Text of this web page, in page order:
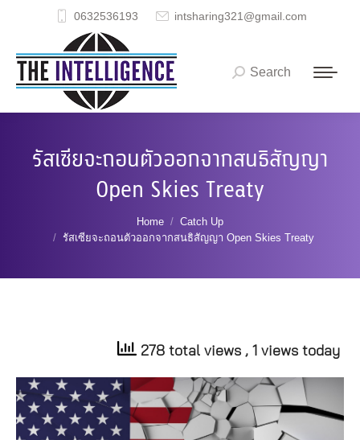
0632536193 intsharing321@gmail.com
Search:
Search
รัสเซียจะถอนตัวออกจากสนธิสัญญา
Open Skies Treaty
Home
Catch Up
รัสเซียจะถอนตัวออกจากสนธิสัญญา Open Skies Treaty
278 total views , 1 views today